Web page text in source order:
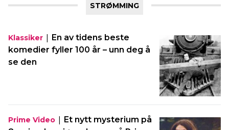
STRØMMING
Klassiker | En av tidens beste
komedier fyller 100 år – unn deg å
se den
Prime Video | Et nytt mysterium på